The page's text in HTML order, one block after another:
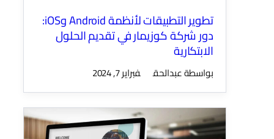
تطوير التطبيقات لأنظمة Android وiOS:
دور شركة كوزيمار في تقديم الحلول
الابتكارية
بواسطة عبدالحق فبراير 7, 2024